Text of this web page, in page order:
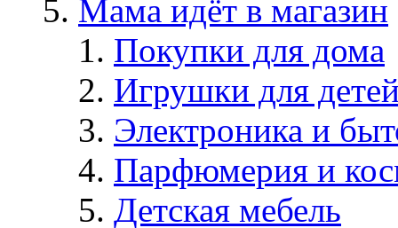
Мама идёт в магазин
Покупки для дома
Игрушки для
Электроника и
Парфюмерия и
Детская мебель